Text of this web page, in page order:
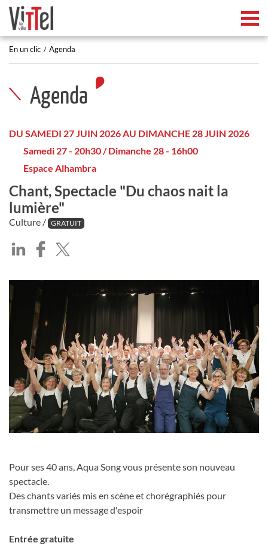
En un clic Agenda
Agenda
DU SAMEDI 27 JUIN 2026 AU DIMANCHE 28 JUIN 2026
Samedi 27 - 20h30 / Dimanche 28 - 16h00
Espace Alhambra
Chant, Spectacle "Du chaos nait la
lumière"
Culture / GRATUIT
Pour ses 40 ans, Aqua Song vous présente son nouveau
spectacle.
Des chants variés mis en scène et chorégraphiés pour
transmettre un message d'espoir
Entrée gratuite